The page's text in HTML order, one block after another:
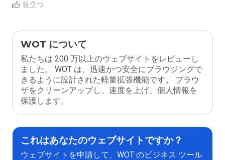
役立つ
WOT について
私たちは 200 万以上のウェブサイトをレビューし
ました。 WOT は、迅速かつ安全にブラウジングで
きるように設計された軽量拡張機能です。 ブラウ
ザをクリーンアップし、速度を上げ、個人情報を
保護します。
これはあなたのウェブサイトですか？
ウェブサイトを申請して、WOT のビジネス ツール